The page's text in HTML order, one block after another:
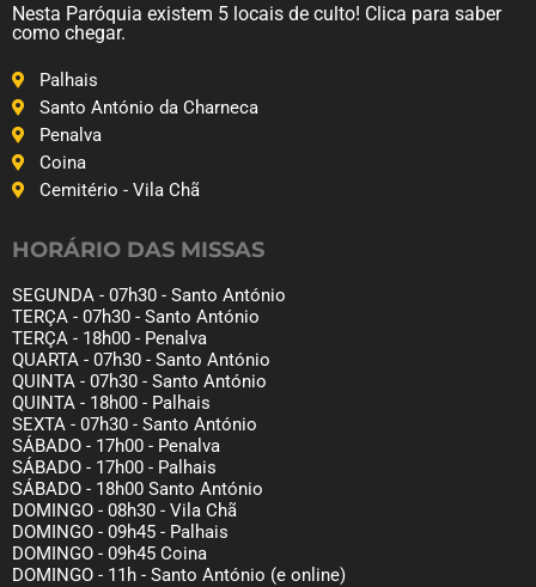
Nesta Paróquia existem 5 locais de culto! Clica para saber
como chegar.
Palhais
Santo António da Charneca
Penalva
Coina
Cemitério - Vila Chã
HORÁRIO DAS MISSAS
SEGUNDA - 07h30 - Santo António
TERÇA - 07h30 - Santo António
TERÇA - 18h00 - Penalva
QUARTA - 07h30 - Santo António
QUINTA - 07h30 - Santo António
QUINTA - 18h00 - Palhais
SEXTA - 07h30 - Santo António
SÁBADO - 17h00 - Penalva
SÁBADO - 17h00 - Palhais
SÁBADO - 18h00 Santo António
DOMINGO - 08h30 - Vila Chã
DOMINGO - 09h45 - Palhais
DOMINGO - 09h45 Coina
DOMINGO - 11h - Santo António (e online)